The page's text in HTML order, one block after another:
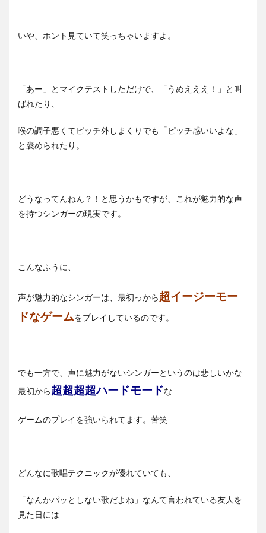
いや、ホント見ていて笑っちゃいますよ。
「あー」とマイクテストしただけで、「うめえええ！」と叫
ばれたり、
喉の調子悪くてピッチ外しまくりでも「ピッチ感いいよな」
と褒められたり。
どうなってんねん？！と思うかもですが、これが魅力的な声
を持つシンガーの現実です。
こんなふうに、
声が魅力的なシンガーは、最初っから超イージーモー
ドなゲームをプレイしているのです。
でも一方で、声に魅力がないシンガーというのは悲しいかな
最初から超超超超ハードモードな
ゲームのプレイを強いられてます。苦笑
どんなに歌唱テクニックが優れていても、
「なんかパッとしない歌だよね」なんて言われている友人を
見た日には